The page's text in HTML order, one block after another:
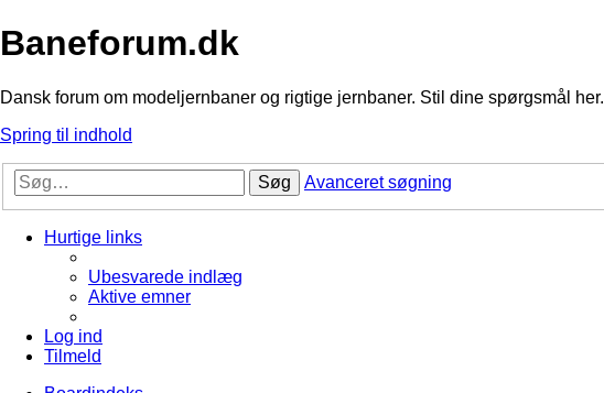
Baneforum.dk
Dansk forum om modeljernbaner og rigtige jernbaner. Stil dine spørgsmål her.
Spring til indhold
Søg Avanceret søgning
Hurtige links
Ubesvarede indlæg
Aktive emner
Log ind
Tilmeld